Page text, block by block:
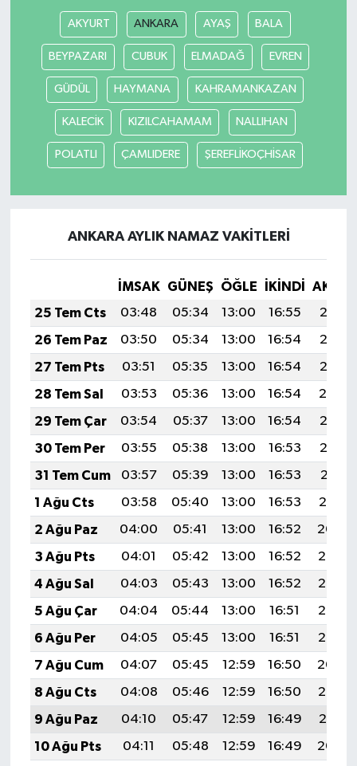
AKYURT ANKARA AYAŞ BALA
BEYPAZARI CUBUK ELMADAĞ EVREN
GÜDÜL HAYMANA KAHRAMANKAZAN
KALECİK KIZILCAHAMAM NALLIHAN
POLATLI ÇAMLIDERE ŞEREFLİKOÇHİSAR
ANKARA AYLIK NAMAZ VAKITLERI
İMSAK GÜNEŞ ÖĞLE İKINDI
25 Tem Cts
03:48 05:34 13:00 16:55
20:17
26 Tem Paz
03:50 05:34 13:00 16:54
20:16
27 Tem Pts
03:51 05:35 13:00 16:54
20:15
28 Tem Sal
03:53 05:36 13:00 16:54
20:14
29 Tem Çar
03:54 05:37 13:00 16:54
20:13
30 Tem Per
03:55 05:38 13:00 16:53
20:12
31 Tem Cum
03:57 05:39 13:00 16:53
20:11
1 Ağu Cts
03:58 05:40 13:00 16:53
20:10
2 Ağu Paz
04:00 05:41 13:00 16:52
20:09
3 Ağu Pts
04:01 05:42 13:00 16:52
20:08
4 Ağu Sal
04:03 05:43 13:00 16:52
20:07
5 Ağu Çar
04:04 05:44 13:00 16:51
20:06
6 Ağu Per
04:05 05:45 13:00 16:51
20:05
7 Ağu Cum
04:07 05:45 12:59 16:50
20:04
8 Ağu Cts
04:08 05:46 12:59 16:50
20:02
9 Ağu Paz
04:10 05:47 12:59 16:49
20:01
10 Ağu Pts
04:11 05:48 12:59 16:49
20:00